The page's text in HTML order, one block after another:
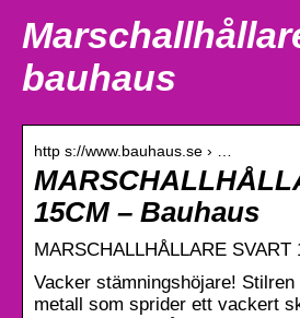
bauhaus
http s://www.bauhaus.se › …
15CM – Bauhaus
MARSCHALLHÅLLARE SVART
Vacker stämningshöjare!
metall som sprider ett vackert